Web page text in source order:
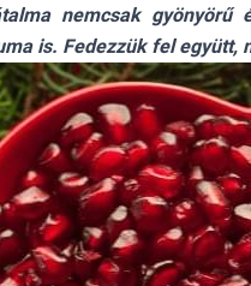
nemcsak
is. Fedezzük fel együtt,